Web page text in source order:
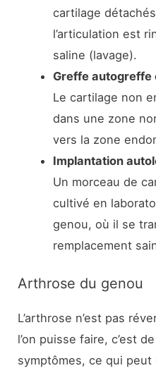
cartilage
l’articulation est
saline (lavage).
Greffe autogreffe
Le cartilage non
dans une zone
vers la zone
Implantation
Un morceau de
cultivé en
genou, où il se
remplacement
Arthrose du genou
L’arthrose n’est pas
l’on puisse faire, c’est
symptômes, ce qui peut